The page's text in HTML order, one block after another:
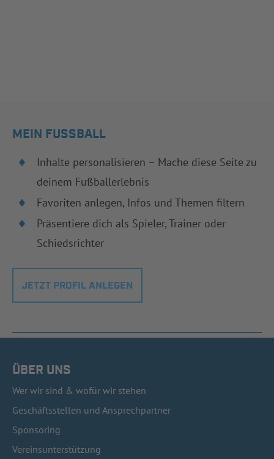
MEIN FUSSBALL
Inhalte personalisieren – Mache diese Seite zu
deinem Fußballerlebnis
Favoriten anlegen, Infos und Themen filtern
Präsentiere dich als Spieler, Trainer oder
Schiedsrichter
JETZT PROFIL ANLEGEN
ÜBER UNS
Wer wir sind & wofür wir stehen
Geschäftsstellen und Ansprechpartner
Sponsoring
Vereinsunterstützung